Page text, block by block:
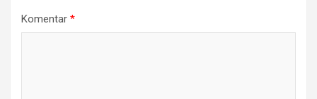
Komentar *